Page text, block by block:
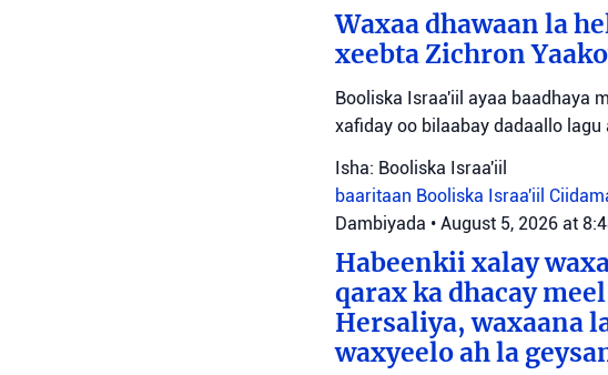
Waxaa dhawaan la
xeebta Zichron
Booliska Israa'iil ayaa baadhaya
xafiday oo bilaabay dadaallo lagu
Isha: Booliska Israa'iil
baaritaan Booliska Israa'iil
Dambiyada • August 5, 2026 at
Habeenkii xalay
qarax ka dhacay
Hersaliya, waxaana
waxyeelo ah la